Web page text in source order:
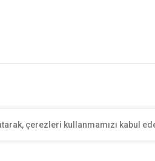
çerezleri kullanmamızı kabul